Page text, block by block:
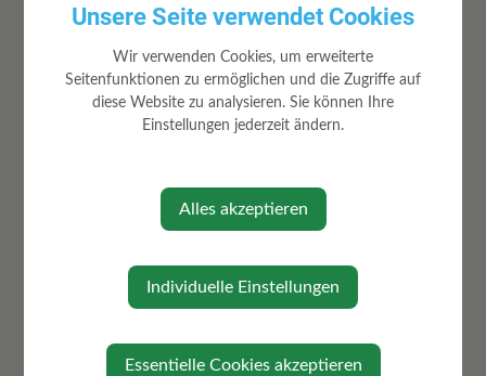
Zuständigkeiten
Musikschule (Vertreter d. Gemeinde
im Verband)
Unsere Seite verwendet Cookies
Wir verwenden Cookies, um erweiterte
Seitenfunktionen zu ermöglichen und die Zugriffe auf
diese Website zu analysieren. Sie können Ihre
Einstellungen jederzeit ändern.
Alles akzeptieren
Individuelle Einstellungen
Essentielle Cookies akzeptieren